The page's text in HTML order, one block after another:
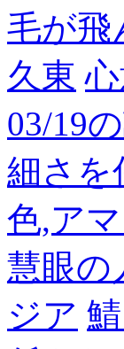
毛が飛
久東
03/19
細さを
色,ア
慧眼の
ジア